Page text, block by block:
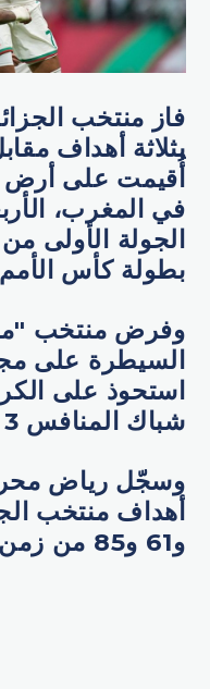
فاز منتخب
بثلاثة أهداف
أُقيمت على
في المغرب،
الجولة الأولى
بطولة كأس الأمم
وفرض منتخب
السيطرة على
استحوذ على
شباك المنافس 3 مرات.
وسجّل رياض محرز
و61 و85 من زمن المباراة.